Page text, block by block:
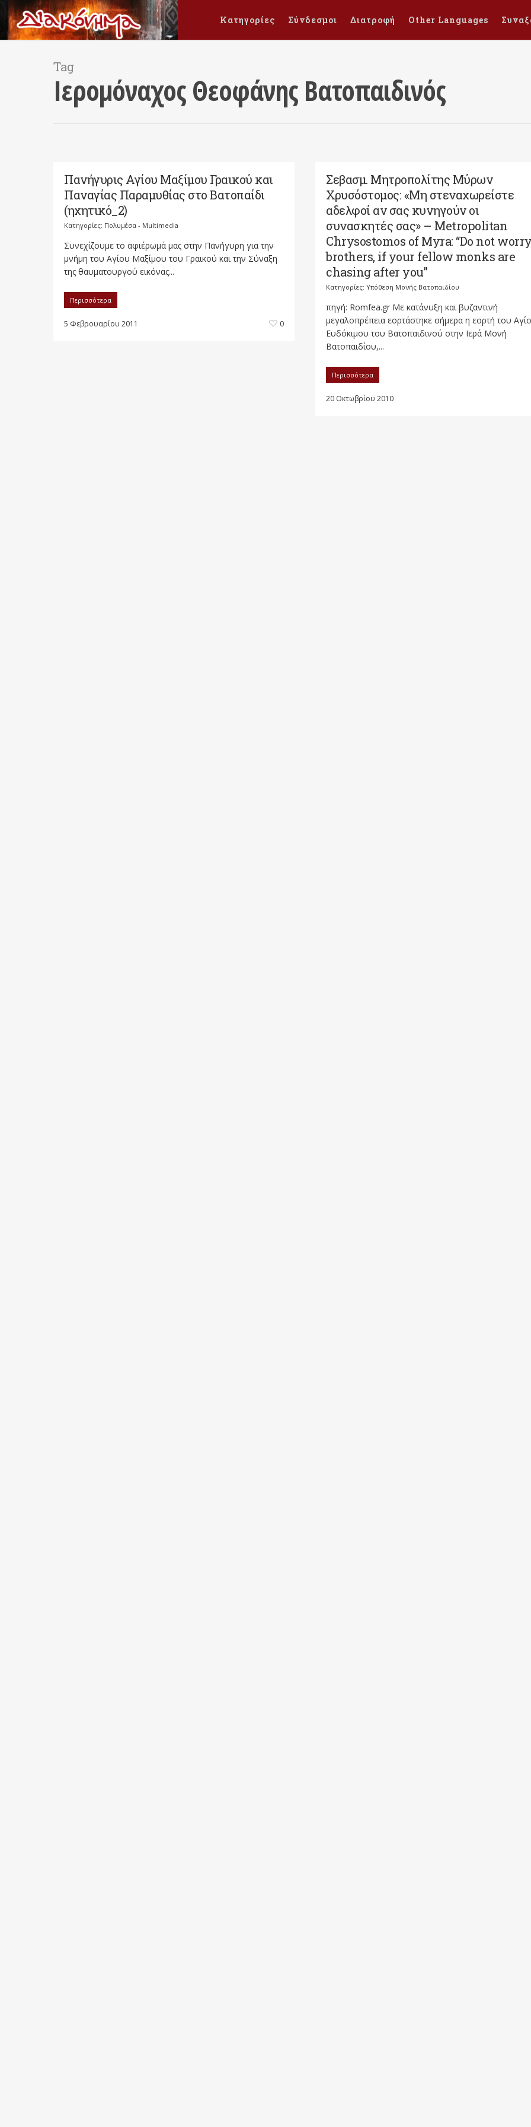
Κατηγορίες Σύνδεσμοι Διατροφή Other Languages
Tag
Ιερομόναχος Θεοφάνης Βατοπαιδινός
Πανήγυρις Αγίου Μαξίμου Γραικού και
Παναγίας Παραμυθίας στο Βατοπαίδι
(ηχητικό_2)
Κατηγορίες: Πολυμέσα - Multimedia
Συνεχίζουμε το αφιέρωμά μας στην Πανήγυρη για την
μνήμη του Αγίου Μαξίμου του Γραικού και την Σύναξη
της θαυματουργού εικόνας...
Περισσότερα
5 Φεβρουαρίου 2011 0
Σεβασμ. Μητροπολίτης Μύρων
Χρυσόστομος: «Μη στεναχωρείστε
αδελφοί αν σας κυνηγούν οι
συνασκητές σας» – Metropolitan
Chrysostomos of Myra: “Do not
brothers, if your fellow monks are
chasing after you”
Κατηγορίες: Υπόθεση Μονής Βατοπαιδίου
πηγή: Romfea.gr Με κατάνυξη και βυζαντινή
μεγαλοπρέπεια εορτάστηκε σήμερα η εορτή του
Ευδόκιμου του Βατοπαιδινού στην Ιερά Μονή
Βατοπαιδίου,...
Περισσότερα
20 Οκτωβρίου 2010